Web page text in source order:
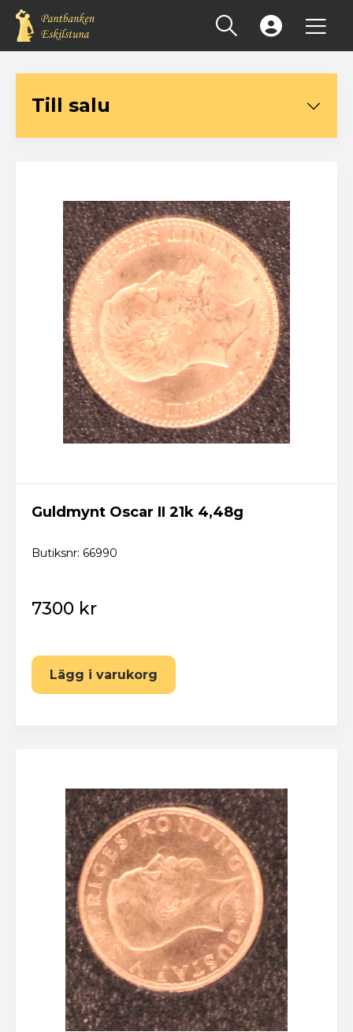
Jag accepterarEskilstuna Pantbanks
allmänna villkoroch hantering av
personuppgifter
Registrera konto
Till salu
Guldmynt Oscar II 21k 4,48g
Butiksnr: 66990
7300 kr
Lägg i varukorg